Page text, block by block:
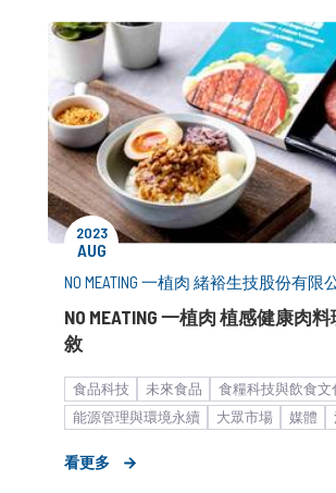
2023
AUG
NO MEATING 一植肉 緒裕生技股份有限
NO MEATING 一植肉 植感健康肉
敘
食品科技 未來食品 食糧科技與飲食文
能源管理與環境永續
大眾市場 媒體
市場推廣銷售
看更多